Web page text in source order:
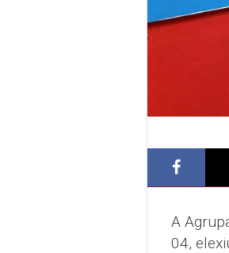
A
04,